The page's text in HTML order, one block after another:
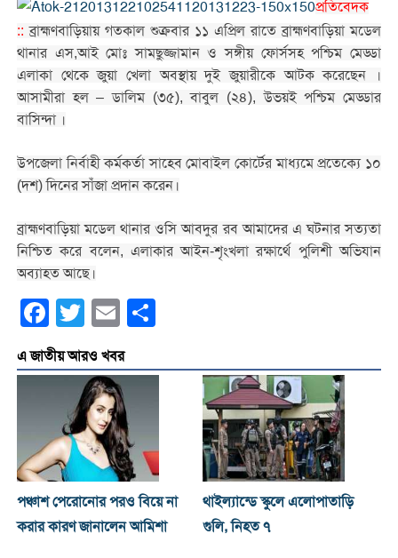
প্রতিবেদক
:: ব্রাহ্মণবাড়িয়ায় গতকাল শুক্রবার ১১ এপ্রিল রাতে ব্রাহ্মণবাড়িয়া মডেল
থানার এস,আই মোঃ সামছুজ্জামান ও সঙ্গীয় ফোর্সসহ পশ্চিম মেড্ডা
এলাকা থেকে জুয়া খেলা অবস্থায় দুই জুয়ারীকে আটক করেছেন ।
আসামীরা হল – ডালিম (৩৫), বাবুল (২৪), উভয়ই পশ্চিম মেড্ডার
বাসিন্দা ।
উপজেলা নির্বাহী কর্মকর্তা সাহেব মোবাইল কোর্টের মাধ্যমে প্রতেক্যে ১০
(দশ) দিনের সাঁজা প্রদান করেন।
ব্রাহ্মণবাড়িয়া মডেল থানার ওসি আবদুর রব আমাদের এ ঘটনার সত্যতা
নিশ্চিত করে বলেন, এলাকার আইন-শৃংখলা রক্ষার্থে পুলিশী অভিযান
অব্যাহত আছে।
Facebook
Twitter Email
এ জাতীয় আরও খবর
পঞ্চাশ পেরোনোর পরও বিয়ে না
করার কারণ জানালেন আমিশা
থাইল্যান্ডে স্কুলে এলোপাতাড়ি
গুলি, নিহত ৭